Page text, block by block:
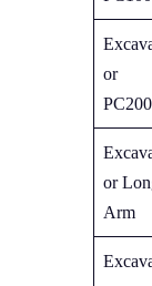
or
PC200
or
Arm